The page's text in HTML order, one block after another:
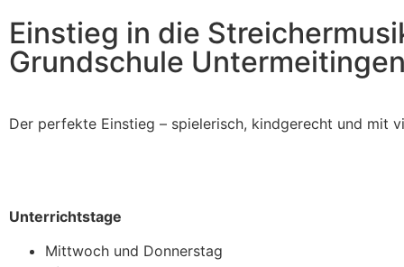
Einstieg in die
Grundschule Untermeitingen
Der perfekte Einstieg – spielerisch, kindgerecht und mit
Unterrichtstage
Mittwoch und Donnerstag